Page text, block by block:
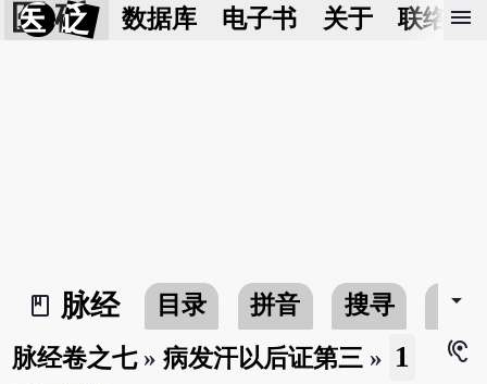
医 砭 数据库 电子书 关于 联络我
menu
book_2
脉经 目录 拼音 搜寻 书介
arrow_drop_down
脉经卷之七»病发汗以后证第三 » 1
hearing